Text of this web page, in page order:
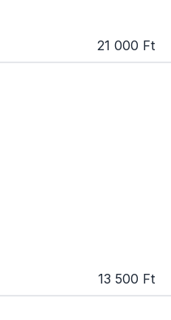
21 000 Ft
13 500 Ft